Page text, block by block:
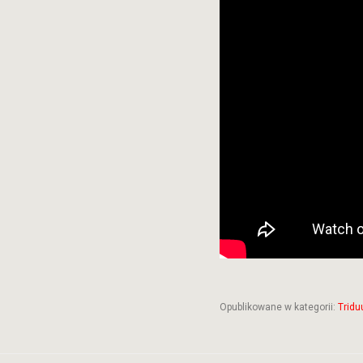
Opublikowane w kategorii: